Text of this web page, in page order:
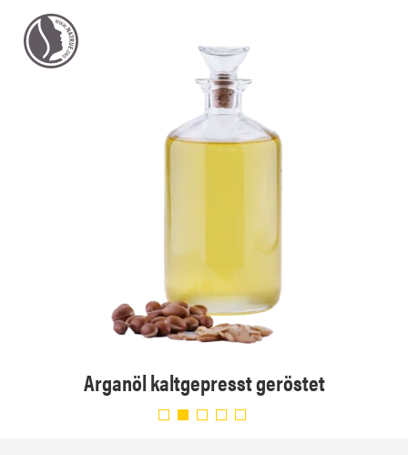
Arganöl kaltgepresst geröstet